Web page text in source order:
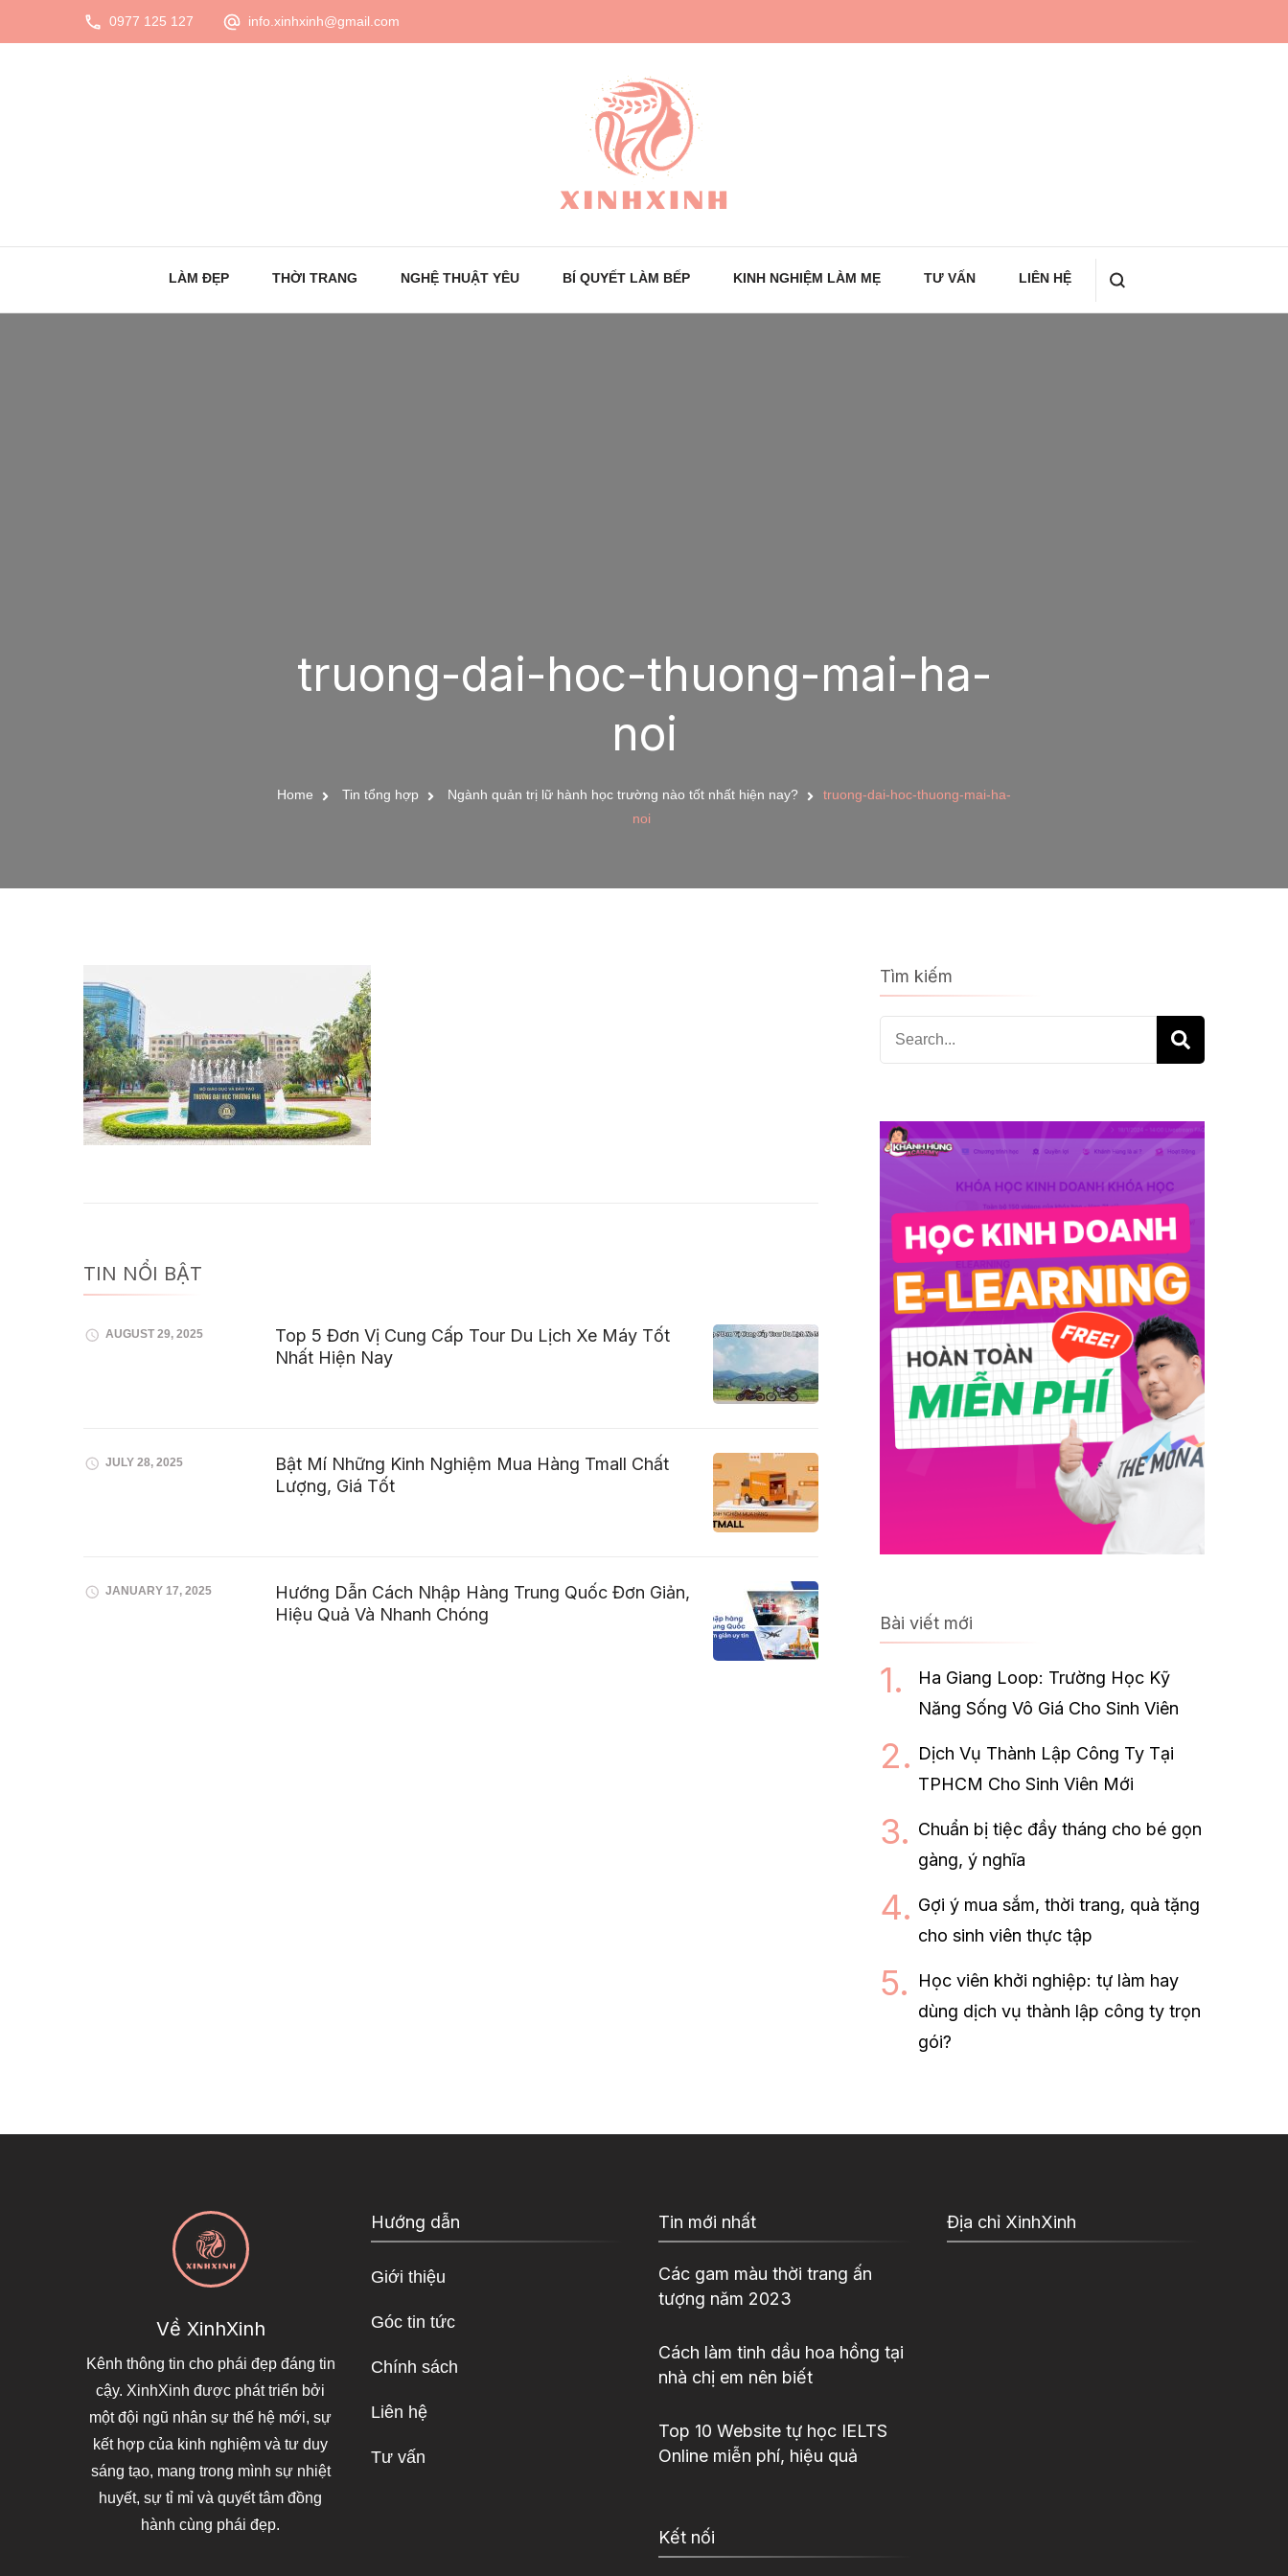
0977 125 127 info.xinhxinh@gmail.com
XinhXinh
Trang tin tức cho phái đẹp
LÀM ĐẸP THỜI TRANG NGHỆ THUẬT YÊU BÍ QUYẾT LÀM BẾP KINH NGHIỆM LÀM MẸ TƯ VẤN LIÊN HỆ
truong-dai-hoc-thuong-mai-ha-
noi
Home Tin tổng hợp Ngành quản trị lữ hành học trường nào tốt nhất hiện nay?
truong-dai-hoc-thuong-mai-ha-
noi
TIN NỔI BẬT
AUGUST 29, 2025
Top 5 Đơn Vị Cung Cấp Tour Du Lịch Xe Máy Tốt
Nhất Hiện Nay
JULY 28, 2025
Bật Mí Những Kinh Nghiệm Mua Hàng Tmall Chất
Lượng, Giá Tốt
JANUARY 17, 2025
Hướng Dẫn Cách Nhập Hàng Trung Quốc Đơn Giản,
Hiệu Quả Và Nhanh Chóng
Tìm kiếm
Search
for:
Bài viết mới
Ha Giang Loop: Trường Học Kỹ
Năng Sống Vô Giá Cho Sinh Viên
Dịch Vụ Thành Lập Công Ty Tại
TPHCM Cho Sinh Viên Mới
Chuẩn bị tiệc đầy tháng cho bé gọn
gàng, ý nghĩa
Gợi ý mua sắm, thời trang, quà tặng
cho sinh viên thực tập
Học viên khởi nghiệp: tự làm hay
dùng dịch vụ thành lập công ty trọn
gói?
Về XinhXinh
Kênh thông tin cho phái đẹp đáng tin
cậy. XinhXinh được phát triển bởi
một đội ngũ nhân sự thế hệ mới, sự
kết hợp của kinh nghiệm và tư duy
sáng tạo, mang trong mình sự nhiệt
huyết, sự tỉ mỉ và quyết tâm đồng
hành cùng phái đẹp.
Hướng dẫn
Giới thiệu
Góc tin tức
Chính sách
Liên hệ
Tư vấn
Tin mới nhất
Các gam màu thời trang ấn
tượng năm 2023
Cách làm tinh dầu hoa hồng tại
nhà chị em nên biết
Top 10 Website tự học IELTS
Online miễn phí, hiệu quả
Kết nối
Địa chỉ XinhXinh